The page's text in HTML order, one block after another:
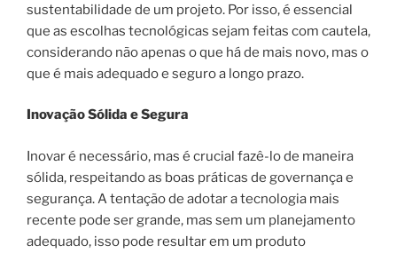
sustentabilidade de um projeto. Por isso, é essencial
que as escolhas tecnológicas sejam feitas com cautela,
considerando não apenas o que há de mais novo, mas o
que é mais adequado e seguro a longo prazo.
Inovação Sólida e Segura
Inovar é necessário, mas é crucial fazê-lo de maneira
sólida, respeitando as boas práticas de governança e
segurança. A tentação de adotar a tecnologia mais
recente pode ser grande, mas sem um planejamento
adequado, isso pode resultar em um produto